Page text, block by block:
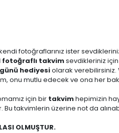
fotoğraflarınız ister
fotoğraflı takvimsevdikleriniz
hediyesiolarak verebilirsiniz.
onu mutlu edecek ve ona her
için bir takvimhepimizin
takvimlerin üzerine not da
OLMUŞTUR.